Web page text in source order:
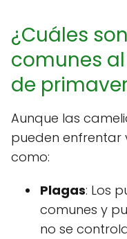
¿Cuáles
comunes
de
Aunque las
pueden enfrentar
como:
Plagas: Los
comunes y
no se